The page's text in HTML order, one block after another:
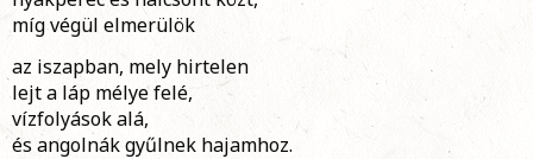
míg végül elmerülök
az iszapban, mely hirtelen
lejt a láp mélye felé,
vízfolyások alá,
és angolnák gyűlnek hajamhoz.